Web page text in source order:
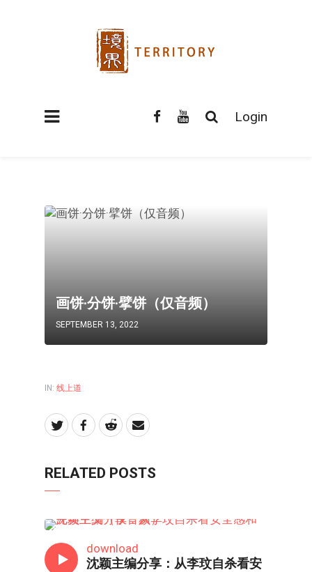
Login
画饼·分饼·擘饼（仅音频）
SEPTEMBER 13, 2022
IN: 线上道
RELATED POSTS
download
沈颖主编分享：从李玟自杀看安